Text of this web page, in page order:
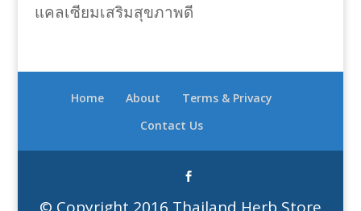
แคลเซียมเสริมสุขภาพดี
Home About
Terms & Privacy
Contact Us
© Copyright 2016 Thailand Herb Store